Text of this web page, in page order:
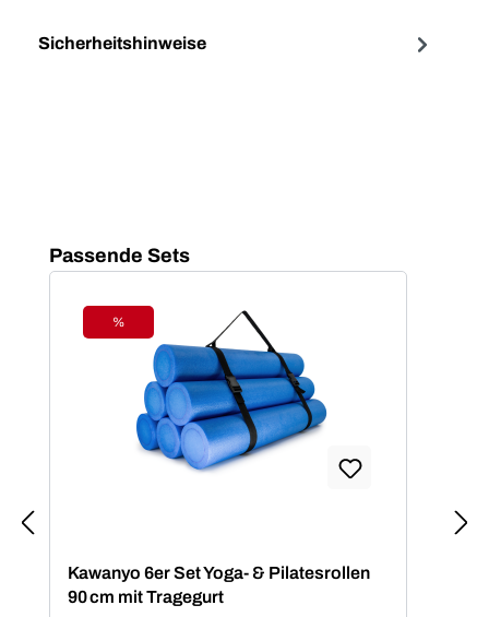
Sicherheitshinweise
Produktgalerie überspringen
Passende Sets
Rabatt
%
Kawanyo 6er Set Yoga- & Pilatesrollen
90 cm mit Tragegurt